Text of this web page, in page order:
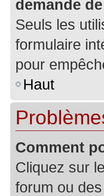
demande
Seuls les
formulaire
pour
Haut
Comment
Cliquez sur
forum ou